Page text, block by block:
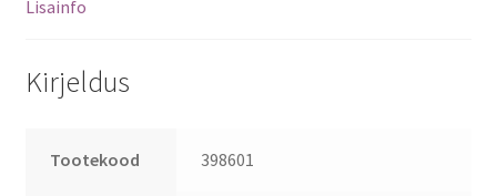
Lisainfo
Kirjeldus
Tootekood 398601